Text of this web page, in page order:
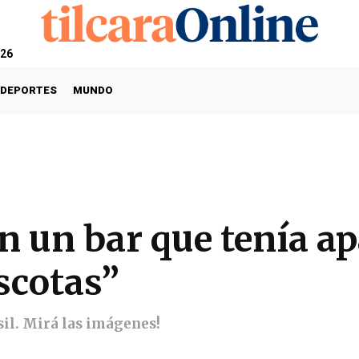
DEPORTES MUNDO
un bar que tenía
Mirá las imágenes!